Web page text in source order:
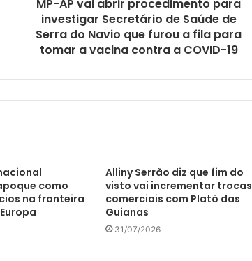
MP-AP vai abrir procedimento para
investigar Secretário de Saúde de
Serra do Navio que furou a fila para
tomar a vacina contra a COVID-19
como
na fronteira
Alliny Serrão diz que fim do
visto vai incrementar trocas
comerciais com Platô das
Guianas
31/07/2026